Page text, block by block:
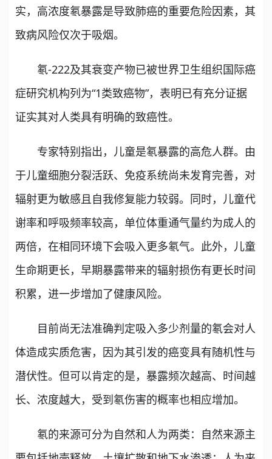
实，高浓度氡暴露是导致肺癌的重要危险因素，其
致病风险仅次于吸烟。
氡-222及其衰变产物已被世界卫生组织国际癌
症研究机构列为“1类致癌物”，表明已有充分证据
证实其对人类具有明确的致癌性。
专家特别指出，儿童是氡暴露的高危人群。由
于儿童细胞分裂活跃、免疫系统尚未发育完善，对
辐射更为敏感且自我修复能力较弱。同时，儿童代
谢率和呼吸频率较高，单位体重通气量约为成人的
两倍，在相同环境下会吸入更多氡气。此外，儿童
生命期更长，早期暴露带来的辐射损伤有更长时间
积累，进一步增加了健康风险。
目前尚无法准确判定吸入多少剂量的氡会对人
体造成实质危害，因为其引发的癌变具有随机性与
潜伏性。但可以肯定的是，暴露频次越高、时间越
长、浓度越大，受到氡伤害的概率也相应增加。
氡的来源可分为自然和人为两类：自然来源主